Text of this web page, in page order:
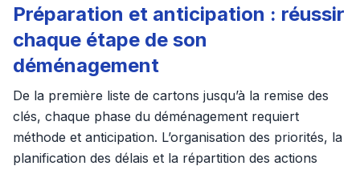
Préparation et anticipation : réussir
chaque étape de son
déménagement
De la première liste de cartons jusqu’à la remise des
clés, chaque phase du déménagement requiert
méthode et anticipation. L’organisation des priorités, la
planification des délais et la répartition des actions